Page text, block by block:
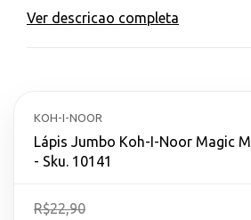
Ver descricao completa
KOH-I-NOOR
Lápis Jumbo Koh-I-Noor Magic
- Sku. 10141
R$22,90